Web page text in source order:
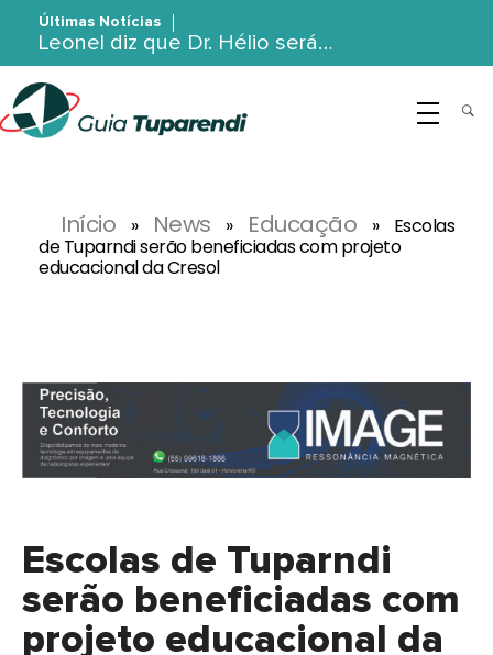
Últimas Notícias
Leonel diz que Dr. Hélio será…
Início » News » Educação »
Escolas
de Tuparndi serão beneficiadas com projeto
educacional da Cresol
Escolas de Tuparndi
serão beneficiadas com
projeto educacional da